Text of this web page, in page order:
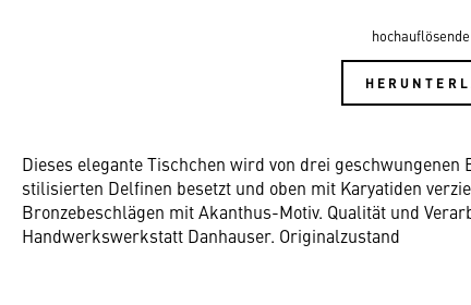
Dieses elegante Tischchen wird von drei
stilisierten Delfinen besetzt und oben mit Karyatiden
Bronzebeschlägen mit Akanthus-Motiv. Qualität und
Handwerkswerkstatt Danhauser. Originalzustand